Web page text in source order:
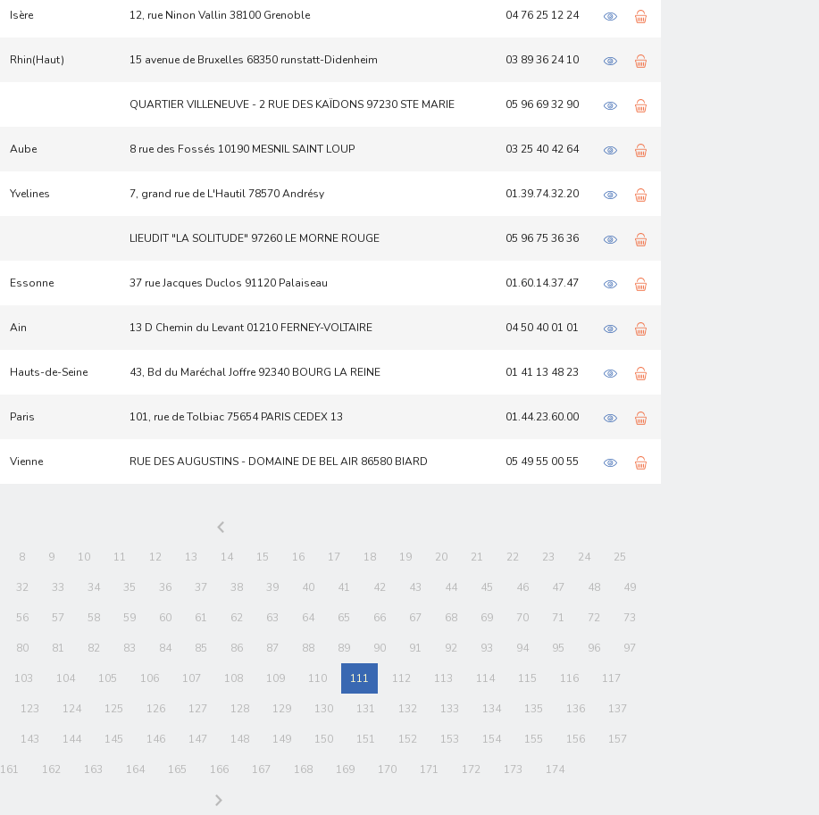
Isère 12, rue Ninon Vallin 38100 Grenoble 04 76 25 12 24
Rhin(Haut) 15 avenue de Bruxelles 68350 runstatt-Didenheim 03 89 36 24 10
QUARTIER VILLENEUVE - 2 RUE DES KAÏDONS 97230 STE MARIE 05 96 69 32 90
Aube 8 rue des Fossés 10190 MESNIL SAINT LOUP 03 25 40 42 64
Yvelines 7, grand rue de L'Hautil 78570 Andrésy 01.39.74.32.20
LIEUDIT "LA SOLITUDE" 97260 LE MORNE ROUGE 05 96 75 36 36
Essonne 37 rue Jacques Duclos 91120 Palaiseau 01.60.14.37.47
Ain 13 D Chemin du Levant 01210 FERNEY-VOLTAIRE 04 50 40 01 01
Hauts-de-Seine 43, Bd du Maréchal Joffre 92340 BOURG LA REINE 01 41 13 48 23
Paris 101, rue de Tolbiac 75654 PARIS CEDEX 13 01.44.23.60.00
Vienne RUE DES AUGUSTINS - DOMAINE DE BEL AIR 86580 BIARD 05 49 55 00 55
8 9 10 11 12 13 14 15 16 17 18 19 20 21 22 23 24 25
32 33 34 35 36 37 38 39 40 41 42 43 44 45 46 47 48 49
56 57 58 59 60 61 62 63 64 65 66 67 68 69 70 71 72 73
80 81 82 83 84 85 86 87 88 89 90 91 92 93 94 95 96 97
103 104 105 106 107 108 109 110 111 112 113 114 115 116 117
123 124 125 126 127 128 129 130 131 132 133 134 135 136 137
143 144 145 146 147 148 149 150 151 152 153 154 155 156 157
161 162 163 164 165 166 167 168 169 170 171 172 173 174